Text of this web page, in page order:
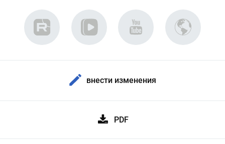
внести изменения
PDF